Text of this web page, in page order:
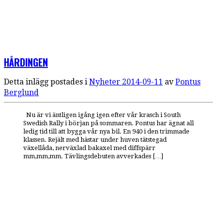
HÅRDINGEN
Detta inlägg postades i Nyheter 2014-09-11 avPontus
Berglund
Nu är vi äntligen igång igen efter vår krasch i South
Swedish Rally i början på sommaren. Pontus har ägnat all
ledig tid till att bygga vår nya bil. En 940 i den trimmade
klassen. Rejält med hästar under huven tätstegad
växellåda, nerväxlad bakaxel med diffspärr
mm,mm,mm. Tävlingsdebuten avverkades […]